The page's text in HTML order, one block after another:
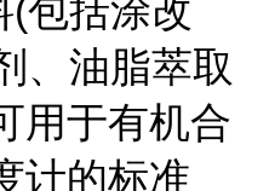
(包括涂改
、油脂萃取
用于有机合
计的标准